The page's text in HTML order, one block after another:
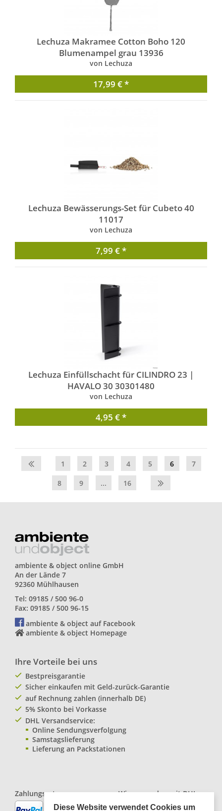
Lechuza Makramee Cotton Boho 120
Blumenampel grau 13936
von Lechuza
17,99 € *
Lechuza Bewässerungs-Set für Cubeto 40
11017
von Lechuza
7,99 € *
Lechuza Einfüllschacht für CILINDRO 23 |
HAVALO 30 30301480
von Lechuza
4,95 € *
1 2 3 4 5 6 7
8 9 ... 16
ambiente & object online GmbH
An der Lände 7
92360 Mühlhausen
Tel: 09185 / 500 96-0
Fax: 09185 / 500 96-15
ambiente & object auf Facebook
ambiente & object Homepage
Ihre Vorteile bei uns
Bestpreisgarantie
Sicher einkaufen mit Geld-zurück-Garantie
auf Rechnung zahlen (innerhalb DE)
5% Skonto bei Vorkasse
DHL Versandservice:
Online Sendungsverfolgung
Samstagslieferung
Lieferung an Packstationen
Zahlungsarten: Wir versenden mitDHL
Paketservice
Diese Website verwendet Cookies um